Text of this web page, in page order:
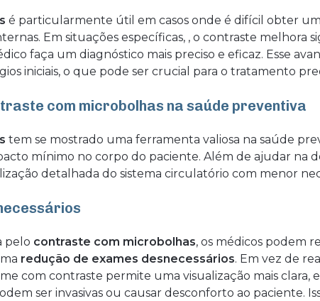
é particularmente útil em casos onde é difícil obter
Em situações específicas, , o contraste melhora
faça um diagnóstico mais preciso e eficaz. Esse
iniciais, o que pode ser crucial para o tratamento
com microbolhas na saúde preventiva
tem se mostrado uma ferramenta valiosa na saúde
mínimo no corpo do paciente. Além de ajudar na
detalhada do sistema circulatório com menor
pelo contraste com microbolhas, os médicos podem
redução de exames desnecessários. Em vez de
com contraste permite uma visualização mais clara,
ser invasivas ou causar desconforto ao paciente.